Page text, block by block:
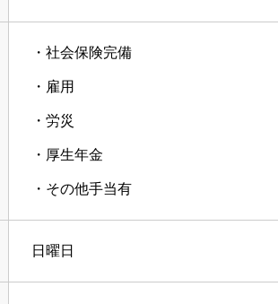
・社会保険完備
・雇用
・労災
・厚生年金
・その他手当有
日曜日